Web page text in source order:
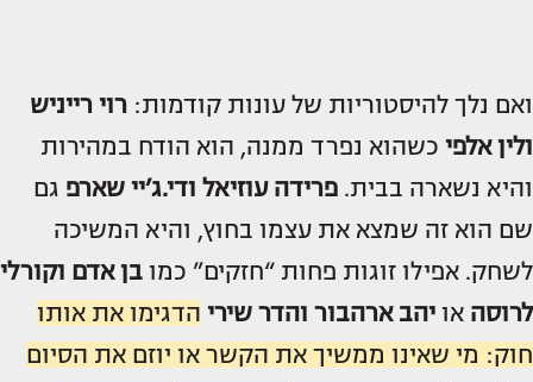
ואם נלך להיסטוריות של עונות קודמות: רוי רייניש
ולין אלפי כשהוא נפרד ממנה, הוא הודח במהירות
והיא נשארה בבית. פרידה עוזיאל ודי.ג’יי שארפ גם
שם הוא זה שמצא את עצמו בחוץ, והיא המשיכה
לשחק. אפילו זוגות פחות “חזקים” כמו בן אדם וקורלי
לרוסה או יהב ארהבור והדר שירי הדגימו את אותו
חוק: מי שאינו ממשיך את הקשר או יוזם את הסיום